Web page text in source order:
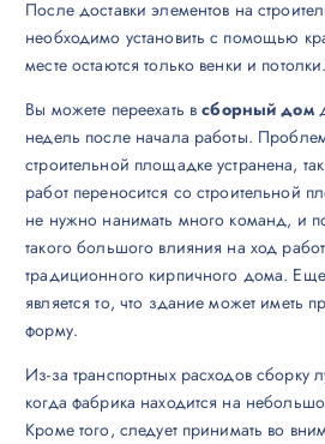
После доставки элементов на
необходимо установить с помощью
месте остаются только венки и потолки.
Вы можете переехать всборный дом
недель после начала работы.
строительной площадке устранена,
работ переносится со строительной
не нужно нанимать много команд, и
такого большого влияния на ход
традиционного кирпичного дома.
является то, что здание может иметь
форму.
Из-за транспортных расходов сборку
когда фабрика находится на
Кроме того, следует принимать во